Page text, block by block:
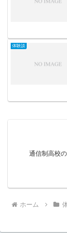
体験談
通信制高校
ホーム